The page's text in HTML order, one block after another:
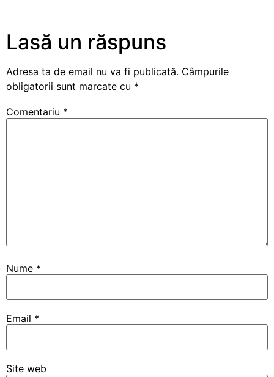
Lasă un răspuns
Adresa ta de email nu va fi publicată. Câmpurile
obligatorii sunt marcate cu *
Comentariu *
Nume *
Email *
Site web